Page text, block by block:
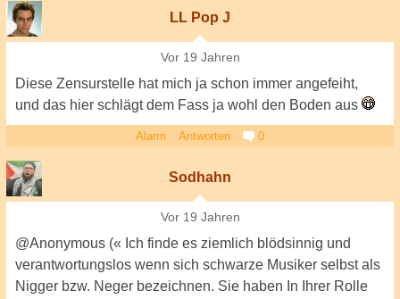
LL Pop J
Vor 19 Jahren
Diese Zensurstelle hat mich ja schon immer angefeiht,
und das hier schlägt dem Fass ja wohl den Boden aus
Alarm Antworten 0
Sodhahn
Vor 19 Jahren
@Anonymous (« Ich finde es ziemlich blödsinnig und
verantwortungslos wenn sich schwarze Musiker selbst als
Nigger bzw. Neger bezeichnen. Sie haben In Ihrer Rolle